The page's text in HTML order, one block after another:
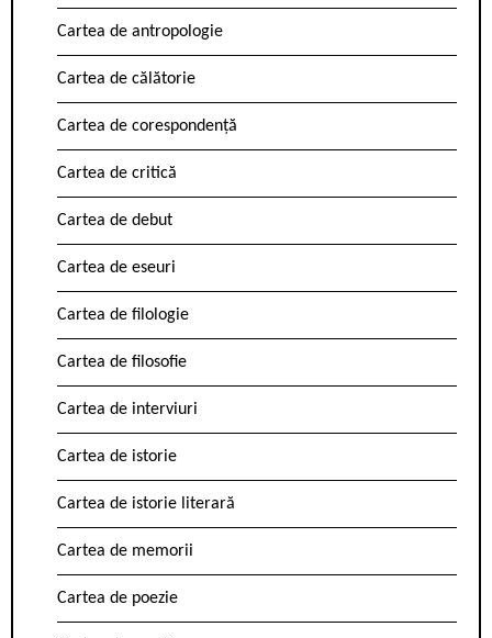
Cartea de antropologie
Cartea de călătorie
Cartea de corespondență
Cartea de critică
Cartea de debut
Cartea de eseuri
Cartea de filologie
Cartea de filosofie
Cartea de interviuri
Cartea de istorie
Cartea de istorie literară
Cartea de memorii
Cartea de poezie